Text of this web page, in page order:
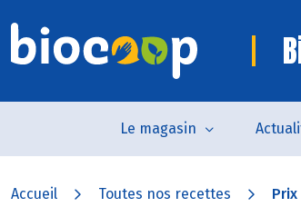
Le magasin
Accueil Toutes nos recettes